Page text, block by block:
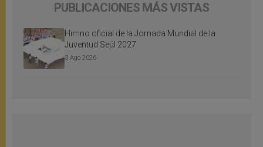
PUBLICACIONES MÁS VISTAS
Himno oficial de la Jornada Mundial de la
Juventud Seúl 2027
3 Ago 2026